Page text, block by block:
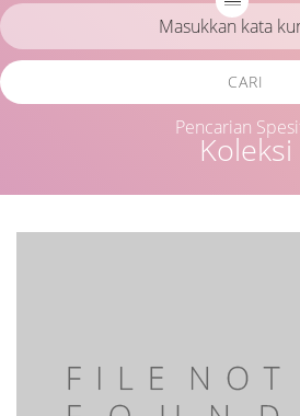
Koleksi
CARI
Pencarian